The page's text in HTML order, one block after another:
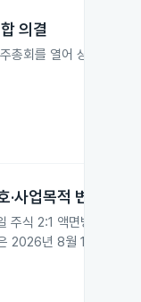
의결
회를 열어 상호 변경
사업목적 변경
식 2:1 액면병합 안건
2026년 8월 12일로 확